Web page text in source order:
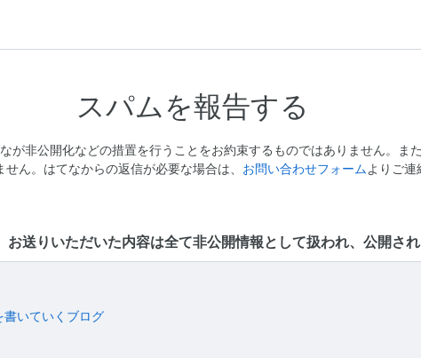
スパムを報告する
が非公開化などの措置を行うことをお約束するものではありません。ま
ん。はてなからの返信が必要な場合は、 お問い合わせフォームよりご連
送りいただいた内容は全て非公開情報として扱われ、公開され
いていくブログ